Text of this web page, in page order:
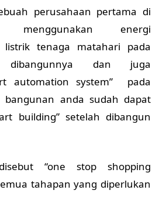
perusahaan pertama di
menggunakan energi
tenaga matahari pada
dibangunnya dan juga
automation system” pada
bangunan anda sudah dapat
building” setelah dibangun
“one stop shopping
tahapan yang diperlukan